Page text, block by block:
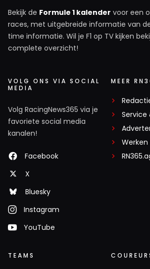
Bekijk de Formule 1 kalender voor een
races, met uitgebreide informatie van
time informatie. Wil je F1 op TV kijken
complete overzicht!
VOLG ONS VIA SOCIAL
MEDIA
Volg RacingNews365 via je
favoriete social media
kanalen!
Facebook
X
Bluesky
Instagram
YouTube
MEER
Werken
TEAMS